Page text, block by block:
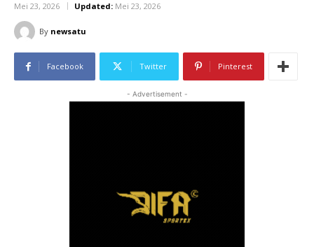
Mei 23, 2026 Updated: Mei 23, 2026
By newsatu
Facebook Twitter Pinterest
- Advertisement -